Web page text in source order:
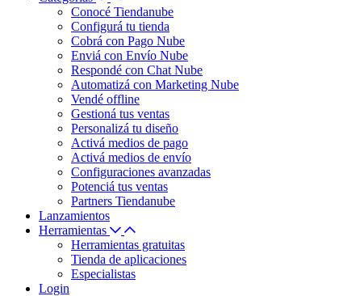
Conocé Tiendanube
Configurá tu tienda
Cobrá con Pago Nube
Enviá con Envío Nube
Respondé con Chat Nube
Automatizá con Marketing Nube
Vendé offline
Gestioná tus ventas
Personalizá tu diseño
Activá medios de pago
Activá medios de envío
Configuraciones avanzadas
Potenciá tus ventas
Partners Tiendanube
Lanzamientos
Herramientas
Herramientas gratuitas
Tienda de aplicaciones
Especialistas
Login